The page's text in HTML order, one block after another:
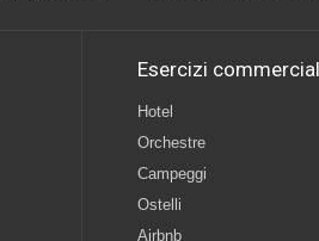
Esercizi
Hotel
Orchestre
Campeggi
Ostelli
Airbnb